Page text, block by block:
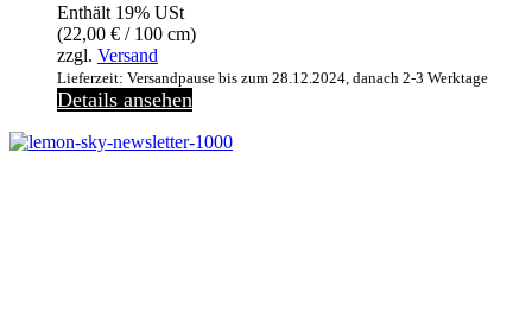
Enthält 19% USt
(22,00 € / 100 cm)
zzgl. Versand
Lieferzeit: Versandpause bis zum 28.12.2024, danach 2-3 Werktage
Details ansehen